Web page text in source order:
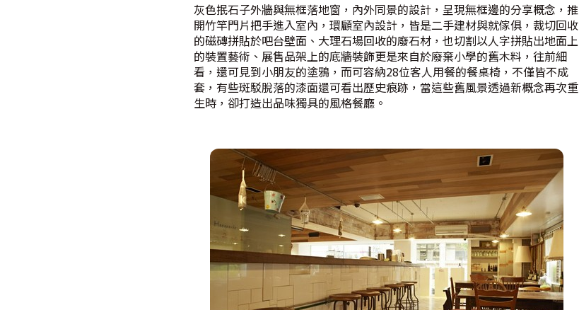
灰色抿石子外牆與無框落地窗，內外同景的設計，呈現無框邊的分享概念，推
開竹竿門片把手進入室內，環顧室內設計，皆是二手建材與就傢俱，裁切回收
的磁磚拼貼於吧台壁面、大理石場回收的廢石材，也切割以人字拼貼出地面上
的裝置藝術、展售品架上的底牆裝飾更是來自於廢棄小學的舊木料，往前細
看，還可見到小朋友的塗鴉，而可容納28位客人用餐的餐桌椅，不僅皆不成
套，有些斑駁脫落的漆面還可看出歷史痕跡，當這些舊風景透過新概念再次重
生時，卻打造出品味獨具的風格餐廳。